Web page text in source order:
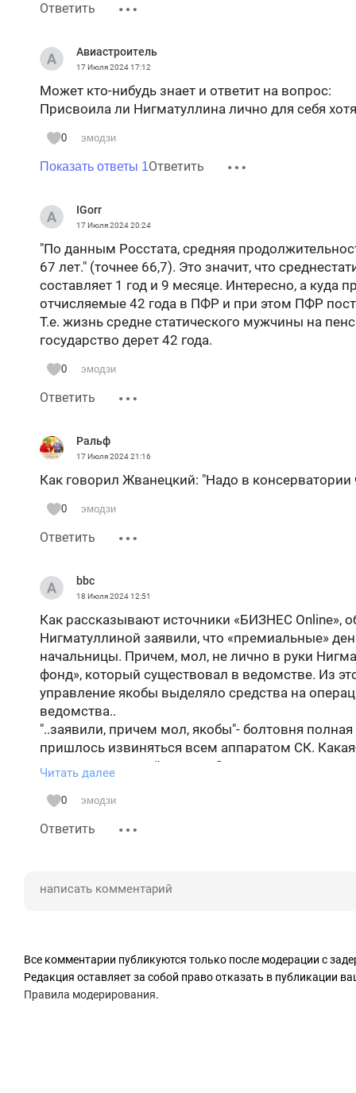
Ответить
Авиастроитель
17 Июля 202417:12
Может кто-нибудь знает и ответит на вопрос:
Присвоила ли Нигматуллина лично для себя
0 эмодзи
Показать ответы 1Ответить
IGorr
17 Июля 202420:24
"По данным Росстата, средняя
67 лет." (точнее 66,7). Это значит, что
составляет 1 год и 9 месяце. Интересно, а куда
отчисляемые 42 года в ПФР и при этом ПФР
Т.е. жизнь средне статического мужчины на
государство дерет 42 года.
0 эмодзи
Ответить
Ральф
17 Июля 202421:16
Как говорил Жванецкий: "Надо в консерватории
0 эмодзи
Ответить
bbc
18 Июля 202412:51
Как рассказывают источники «БИЗНЕС Online»,
Нигматуллиной заявили, что «премиальные»
начальницы. Причем, мол, не лично в руки
фонд», который существовал в ведомстве. Из
управление якобы выделяло средства на
ведомства..
"..заявили, причем мол, якобы"- болтовня
пришлось извиняться всем аппаратом СК.
следственным действиям. Создается
служебным положением или "слабая аттестации
Некие «внебюджетные фонды» есть почти у
нужно.
Государственный комитет по туризму РТ
Исполнительный комитет города Казани
Главное инвестиционно-строительное
Читать далее
0 эмодзи
Ответить
Все комментарии публикуются только после модерации с
Редакция оставляет за собой право отказать в публикации
Правила модерирования.